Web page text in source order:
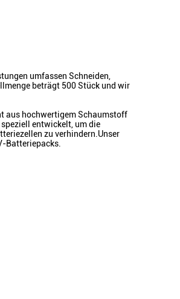
umfassen Schneiden,
beträgt 500 Stück und wir
aus hochwertigem Schaumstoff
entwickelt, um die
zu verhindern.Unser
Batteriepacks.